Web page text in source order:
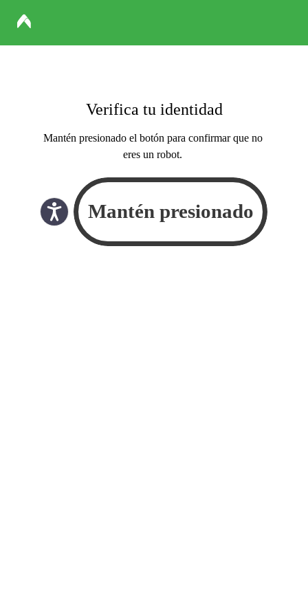
Verifica tu identidad
Mantén presionado el botón para confirmar que no
eres un robot.